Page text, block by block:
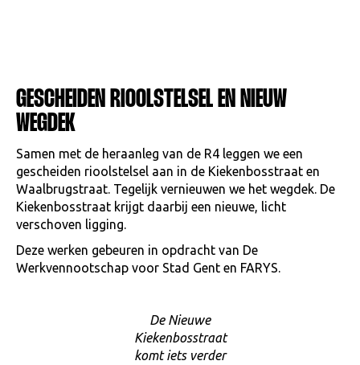
GESCHEIDEN RIOOLSTELSEL EN NIEUW
WEGDEK
Samen met de heraanleg van de R4 leggen we een
gescheiden rioolstelsel aan in de Kiekenbosstraat en
Waalbrugstraat. Tegelijk vernieuwen we het wegdek. De
Kiekenbosstraat krijgt daarbij een nieuwe, licht
verschoven ligging.
Deze werken gebeuren in opdracht van De
Werkvennootschap voor Stad Gent en FARYS.
De Nieuwe
Kiekenbosstraat
komt iets verder